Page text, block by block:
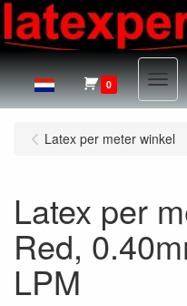
0
Latex per meter winkel
Latex per
Red,
LPM